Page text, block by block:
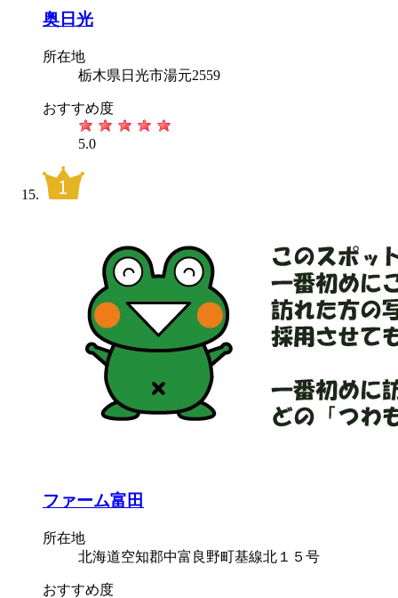
奥日光
所在地
栃木県日光市湯元2559
おすすめ度
5.0
ファーム富田
所在地
北海道空知郡中富良野町基線北１５号
おすすめ度